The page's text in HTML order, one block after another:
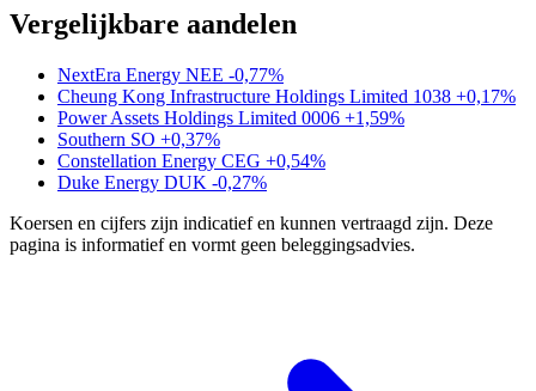
Vergelijkbare aandelen
NextEra Energy NEE -0,77%
Cheung Kong Infrastructure Holdings Limited 1038 +0,17%
Power Assets Holdings Limited 0006 +1,59%
Southern SO +0,37%
Constellation Energy CEG +0,54%
Duke Energy DUK -0,27%
Koersen en cijfers zijn indicatief en kunnen vertraagd zijn. Deze
pagina is informatief en vormt geen beleggingsadvies.